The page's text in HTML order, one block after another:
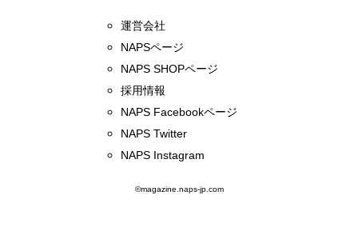
運営会社
NAPSページ
NAPS SHOPページ
採用情報
NAPS Facebookページ
NAPS Twitter
NAPS Instagram
©magazine.naps-jp.com